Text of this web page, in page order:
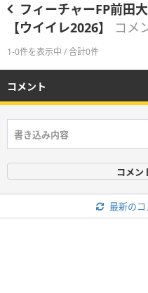
フィーチャーFP前田
【ウイイレ2026】
コメ
1-0件を表示中 / 合計0件
コメント
コメン
最新の